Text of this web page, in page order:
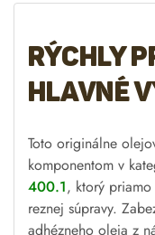
Rýchly
hlavné
Toto originálne
komponentom v
400.1, ktorý
reznej súpravy.
adhézneho oleja z